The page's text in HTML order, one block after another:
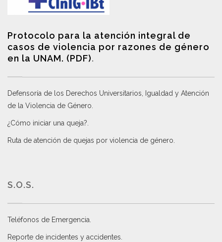
Protocolo para la atención integral de
casos de violencia por razones de género
en la UNAM. (PDF).
Defensoría de los Derechos Universitarios, Igualdad y Atención
de la Violencia de Género
¿Cómo iniciar una queja?
Ruta de atención de quejas por violencia de género
S.O.S.
Teléfonos de Emergencia.
Reporte de incidentes y accidentes